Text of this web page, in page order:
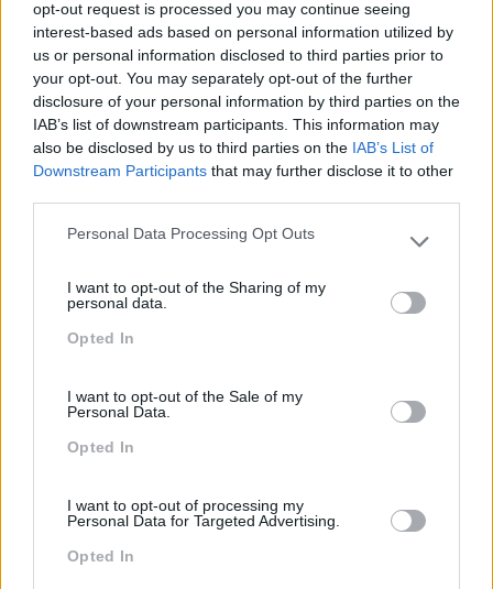
opt-out request is processed you may continue seeing
interest-based ads based on personal information utilized by
us or personal information disclosed to third parties prior to
your opt-out. You may separately opt-out of the further
disclosure of your personal information by third parties on the
IAB’s list of downstream participants. This information may
also be disclosed by us to third parties on the IAB’s List of
Downstream Participants that may further disclose it to other
Please note that this website/app uses one or more Google
not limited to your visit or usage behaviour. You may click to
grant or deny consent to Google and its third-party tags to
use your data for below specified purposes in below Google
Personal Data Processing Opt Outs
I want to opt-out of the Sharing of my
personal data.
Opted In
I want to opt-out of the Sale of my
Personal Data.
Opted In
I want to opt-out of processing my
Personal Data for Targeted Advertising.
Opted In
Aprendizagem
Comunicação
Cultura
Desenvolvimento De Competências
Entrevista